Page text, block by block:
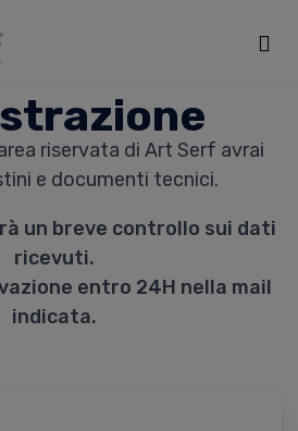
riservata di Art Serf avrai
e documenti tecnici.
un breve controllo sui dati
ricevuti.
entro 24H nella mail
indicata.